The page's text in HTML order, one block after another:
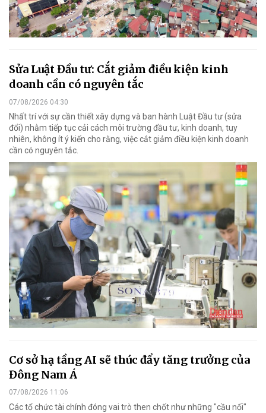
Sửa Luật Đầu tư: Cắt giảm điều kiện kinh
doanh cần có nguyên tắc
07/08/2026 04:30
Nhất trí với sự cần thiết xây dựng và ban hành Luật Đầu tư (sửa
đổi) nhằm tiếp tục cải cách môi trường đầu tư, kinh doanh, tuy
nhiên, không ít ý kiến cho rằng, việc cắt giảm điều kiện kinh doanh
cần có nguyên tắc.
Cơ sở hạ tầng AI sẽ thúc đẩy tăng trưởng của
Đông Nam Á
07/08/2026 11:06
Các tổ chức tài chính đóng vai trò then chốt như những "cầu nối"